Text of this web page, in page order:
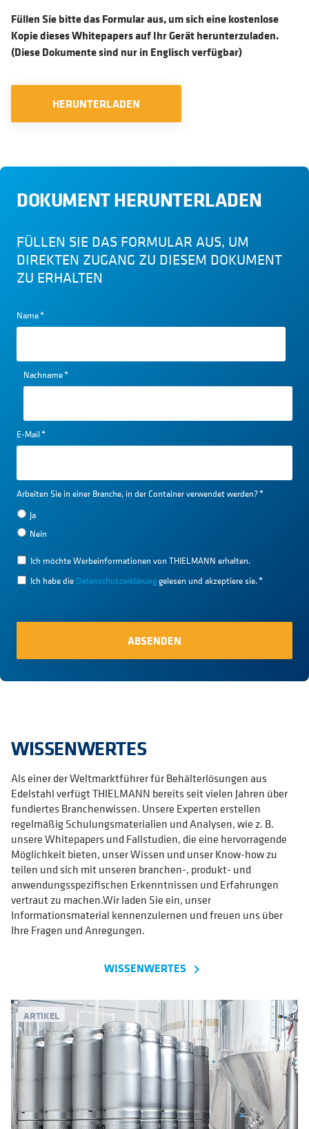
Füllen Sie bitte das Formular aus, um sich eine kostenlose
Kopie dieses Whitepapers auf Ihr Gerät herunterzuladen.
(Diese Dokumente sind nur in Englisch verfügbar)
HERUNTERLADEN
DOKUMENT HERUNTERLADEN
FÜLLEN SIE DAS FORMULAR AUS, UM
DIREKTEN ZUGANG ZU DIESEM DOKUMENT
ZU ERHALTEN
Name*
Nachname*
E-Mail*
Arbeiten Sie in einer Branche, in der Container verwendet werden?*
Ja
Nein
Ich möchte Werbeinformationen von THIELMANN erhalten.
Ich habe die Datenschutzerklärunggelesen und akzeptiere sie.*
WISSENWERTES
Als einer der Weltmarktführer für Behälterlösungen aus
Edelstahl verfügt THIELMANN bereits seit vielen Jahren über
fundiertes Branchenwissen. Unsere Experten erstellen
regelmäßig Schulungsmaterialien und Analysen, wie z. B.
unsere Whitepapers und Fallstudien, die eine hervorragende
Möglichkeit bieten, unser Wissen und unser Know-how zu
teilen und sich mit unseren branchen-, produkt- und
anwendungsspezifischen Erkenntnissen und Erfahrungen
vertraut zu machen.Wir laden Sie ein, unser
Informationsmaterial kennenzulernen und freuen uns über
Ihre Fragen und Anregungen.
WISSENWERTES navigate_next
ARTIKEL